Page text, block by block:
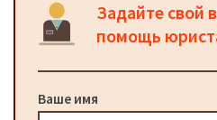
Задайте свой
помощь
Ваше имя